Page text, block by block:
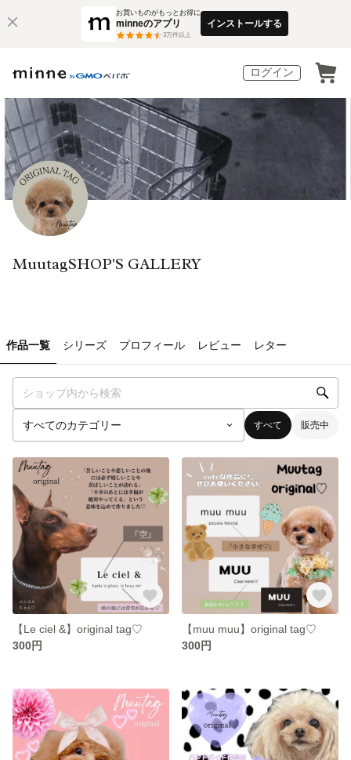
お買いものがもっとお得に
minneのアプリ
3万件以上
インストールする
ログイン
MuutagSHOP'S GALLERY
作品一覧 シリーズ プロフィール レビュー レター
すべて 販売中
【Le ciel &】original tag♡
300円
【muu muu】original tag♡
300円